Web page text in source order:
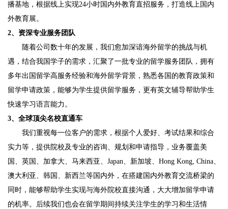
播基地，根据线上实现24小时国内外教育直招服务，打造线上国内
外教育展。
2、资深专业服务团队
随着公司数十年的发展，我们愈加深谙海外留学的挑战与机
遇，结合我国学子的需求，汇聚了一批专业的留学服务团队，拥有
多年出国留学高服务经验和海外留学背景，熟悉各国的教育政策和
留学申请政策，能够为学生提供留学服务，更有英文辅导帮助学生
快速学习语言能力。
3、全球顶尖名校直通车
我们重视每一位客户的需求，根据个人爱好、考试结果和综合
实力等，提供院校及专业的咨询、规划和申请指导，业务覆盖美
国、英国、加拿大、马来西亚、Japan、新加坡、Hong Kong, China、
澳大利亚、韩国、新西兰等国内外，在搭建国内外教育交流桥梁的
同时，能够帮助学生实现与海外院校直接沟通，大大增加留学申请
的机率。后续我们也会在留学期间持续关注学生的学习和生活情